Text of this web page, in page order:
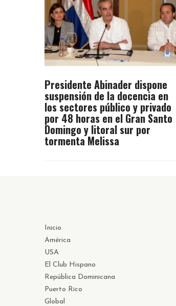
Presidente Abinader dispone
suspensión de la docencia en
los sectores público y privado
por 48 horas en el Gran Santo
Domingo y litoral sur por
tormenta Melissa
Inicio
América
USA
El Club Hispano
República Dominicana
Puerto Rico
Global